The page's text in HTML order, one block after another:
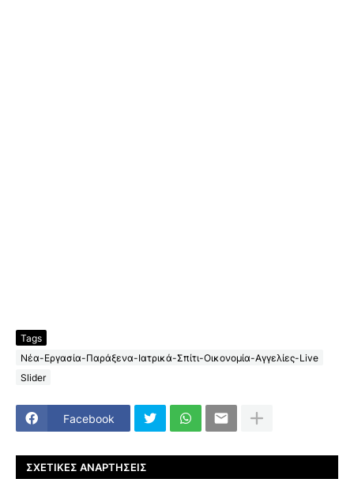
Tags
Νέα-Εργασία-Παράξενα-Ιατρικά-Σπίτι-Οικονομία-Αγγελίες-Live
Slider
Facebook
ΣΧΕΤΙΚΈΣ ΑΝΑΡΤΉΣΕΙΣ